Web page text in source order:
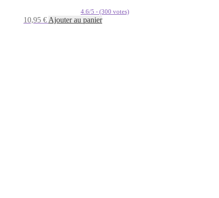
4.6/5 - (300 votes)
10,95 € Ajouter au panier